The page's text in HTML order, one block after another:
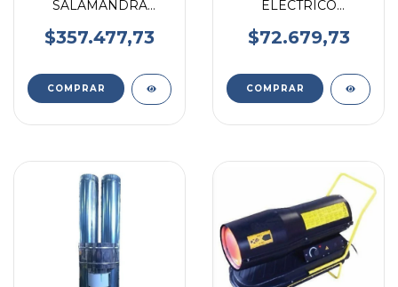
SALAMANDRA
ACERO INOXIDABLE
$357.477,73
COMPRAR
ELECTRICO
DILUVIO DE 20 LTS
$72.679,73